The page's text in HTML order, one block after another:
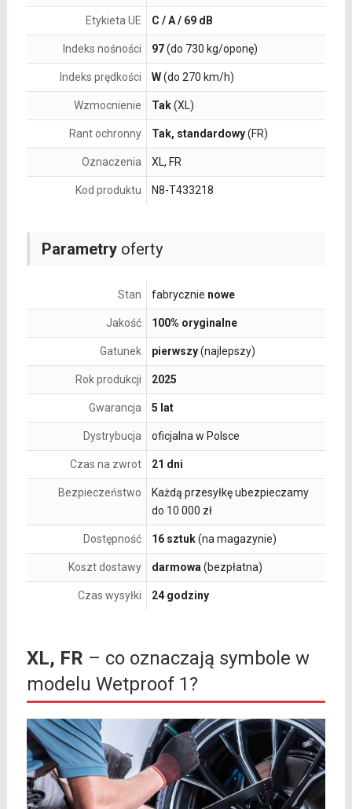
Parametryoferty
Stan fabrycznie nowe
Jakość 100% oryginalne
Gatunek pierwszy(najlepszy)
Rok produkcji 2025
Gwarancja 5 lat
Dystrybucja oficjalna w Polsce
Czas na zwrot 21 dni
Bezpieczeństwo
Każdą przesyłkę ubezpieczamy
do 10 000 zł
Dostępność 16 sztuk(na magazynie)
Koszt dostawy darmowa (bezpłatna)
Czas wysyłki 24 godziny
Etykieta UE C / A / 69 dB
Indeks nośności 97(do 730 kg/oponę)
Indeks prędkości W(do 270 km/h)
Wzmocnienie Tak(XL)
Rant ochronny Tak, standardowy(FR)
Oznaczenia XL, FR
Kod produktu N8-T433218
XL, FR – co oznaczają symbole w
modelu Wetproof 1?